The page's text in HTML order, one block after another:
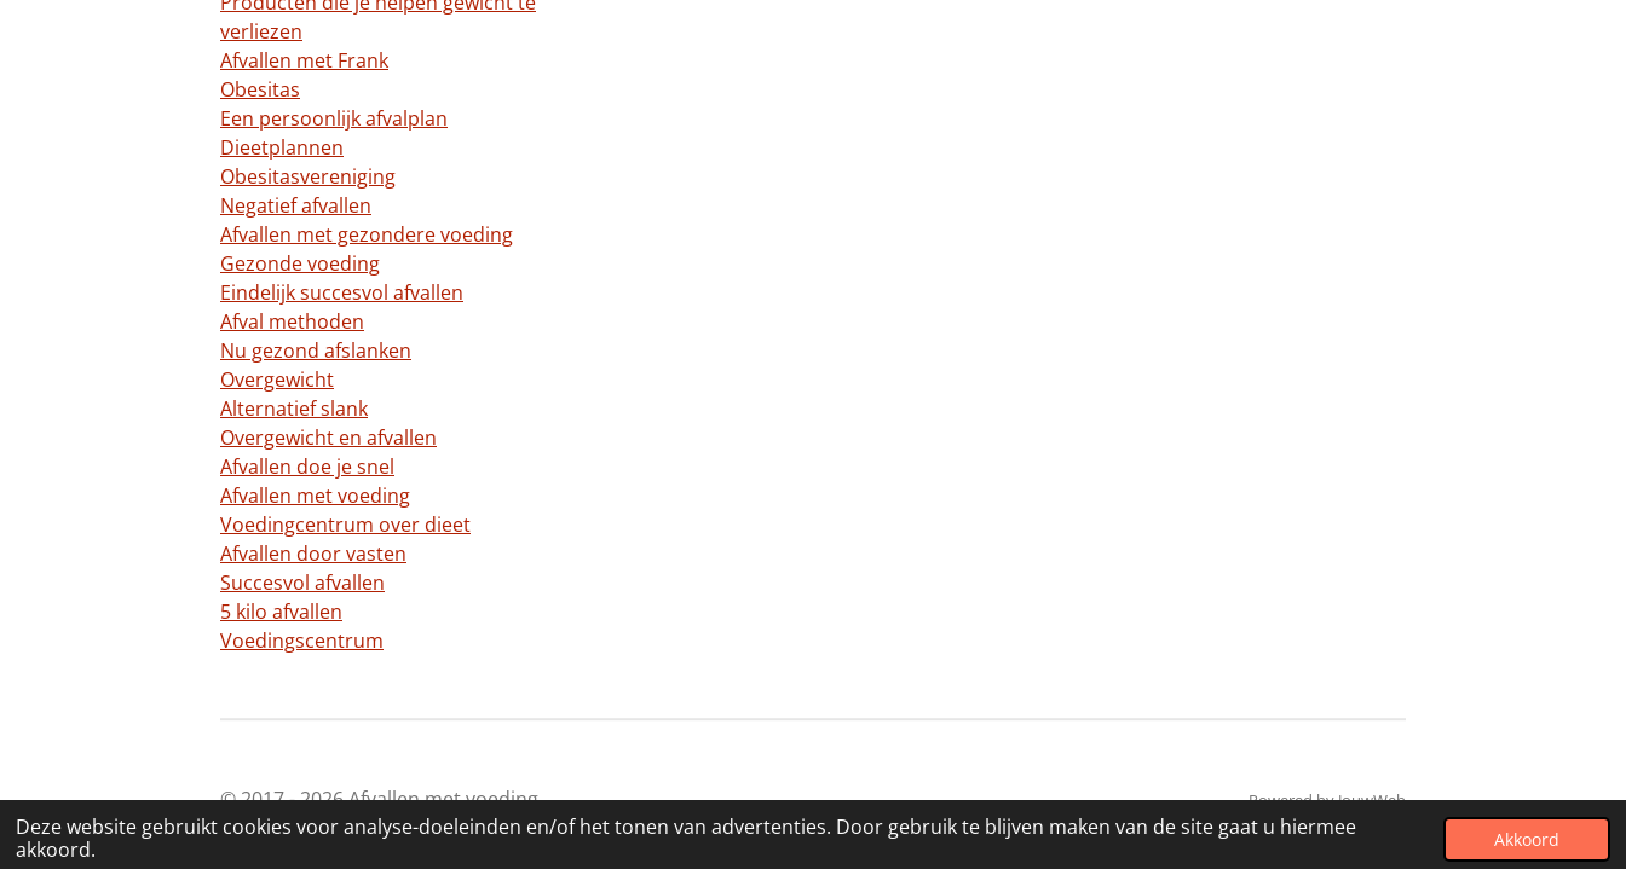
Deze website gebruikt cookies voor analyse-doeleinden en/of het tonen van advertenties. Door gebruik te blijven maken van de site gaat u hiermee
akkoord.
Akkoord
verliezen
Afvallen met Frank
Obesitas
Een persoonlijk afvalplan
Dieetplannen
Obesitasvereniging
Negatief afvallen
Afvallen met gezondere voeding
Gezonde voeding
Eindelijk succesvol afvallen
Afval methoden
Nu gezond afslanken
Overgewicht
Alternatief slank
Overgewicht en afvallen
Afvallen doe je snel
Afvallen met voeding
Voedingcentrum over dieet
Afvallen door vasten
Succesvol afvallen
5 kilo afvallen
Voedingscentrum
© 2017 - 2026 Afvallen met voeding Powered byJouwWeb